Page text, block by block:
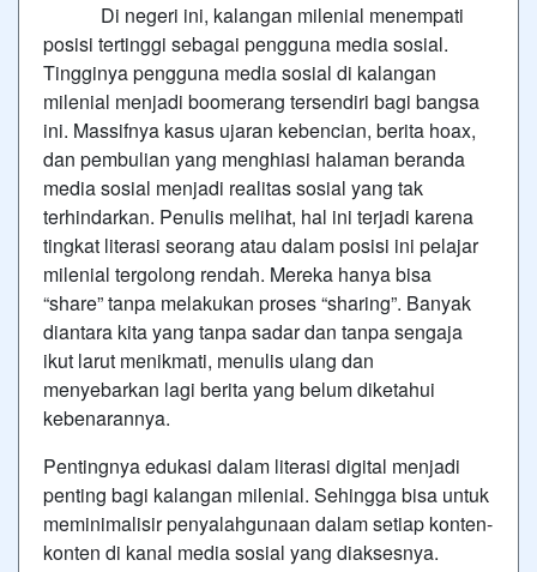
Di negeri ini, kalangan milenial menempati
posisi tertinggi sebagai pengguna media sosial.
Tingginya pengguna media sosial di kalangan
milenial menjadi boomerang tersendiri bagi bangsa
ini. Massifnya kasus ujaran kebencian, berita hoax,
dan pembulian yang menghiasi halaman beranda
media sosial menjadi realitas sosial yang tak
terhindarkan. Penulis melihat, hal ini terjadi karena
tingkat literasi seorang atau dalam posisi ini pelajar
milenial tergolong rendah. Mereka hanya bisa
“share” tanpa melakukan proses “sharing”. Banyak
diantara kita yang tanpa sadar dan tanpa sengaja
ikut larut menikmati, menulis ulang dan
menyebarkan lagi berita yang belum diketahui
kebenarannya.
Pentingnya edukasi dalam literasi digital menjadi
penting bagi kalangan milenial. Sehingga bisa untuk
meminimalisir penyalahgunaan dalam setiap konten-
konten di kanal media sosial yang diaksesnya.